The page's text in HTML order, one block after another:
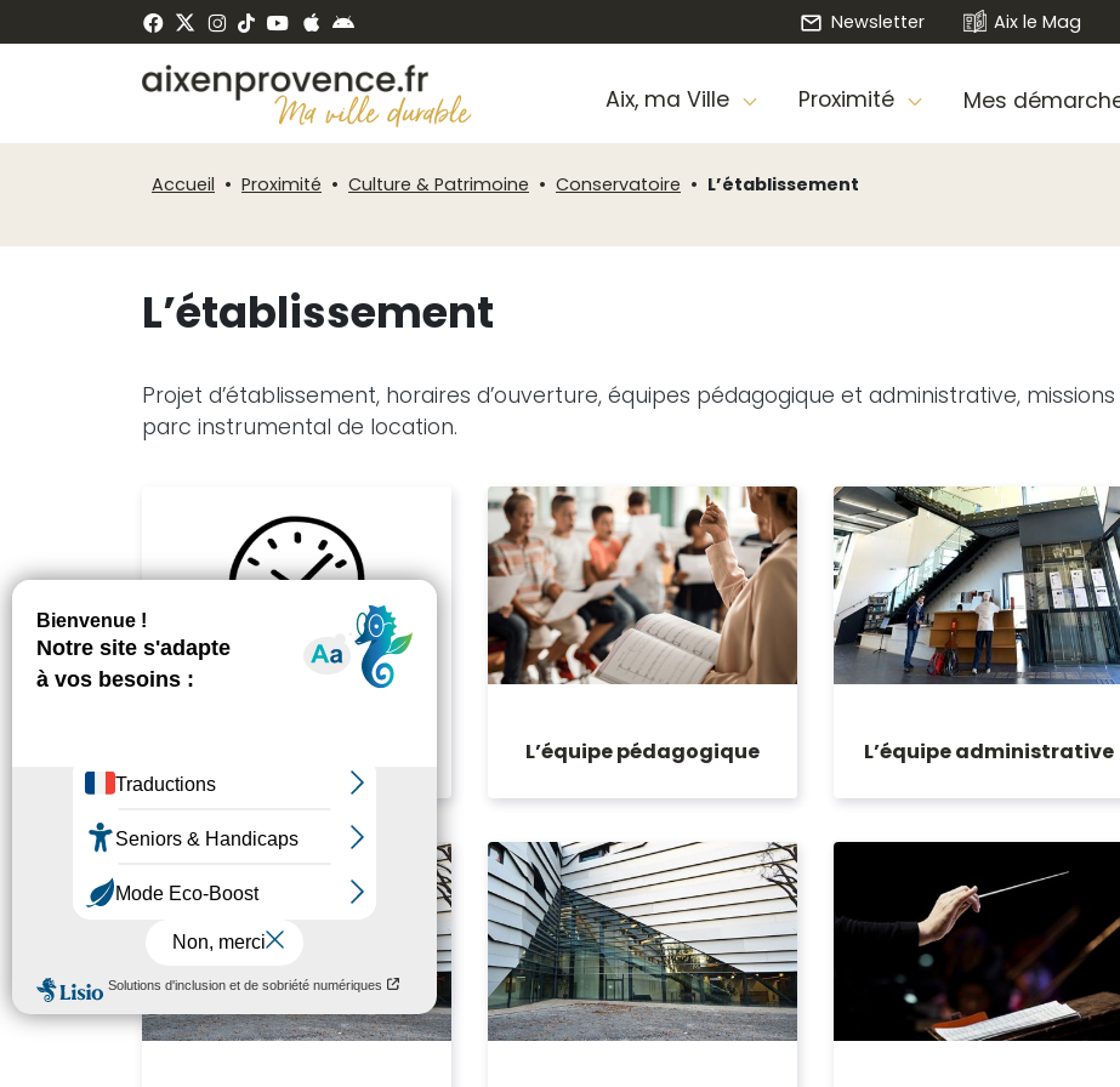
Newsletter Aix le Mag
Aix, ma Ville Proximité Mes
Accueil Proximité Culture & Patrimoine Conservatoire L’établissement
L’établissement
Projet d’établissement, horaires d’ouverture, équipes pédagogique et administrative,
parc instrumental de location.
L’équipe pédagogique L’équipe administrative
de
Panneau de gestion des cookies